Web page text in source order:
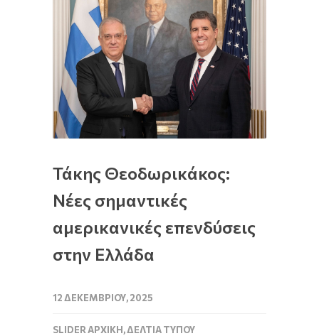
Τάκης Θεοδωρικάκος:
Νέες σημαντικές
αμερικανικές επενδύσεις
στην Ελλάδα
12 ΔΕΚΕΜΒΡΊΟΥ, 2025
SLIDER ΑΡΧΙΚΉ,ΔΕΛΤΊΑ ΤΎΠΟΥ